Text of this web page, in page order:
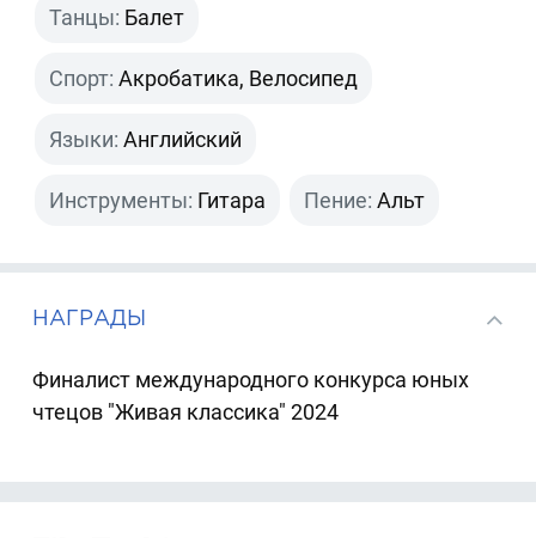
Танцы: Балет
Спорт: Акробатика, Велосипед
Языки: Английский
Инструменты: Гитара Пение: Альт
НАГРАДЫ
Финалист международного конкурса юных
чтецов "Живая классика" 2024